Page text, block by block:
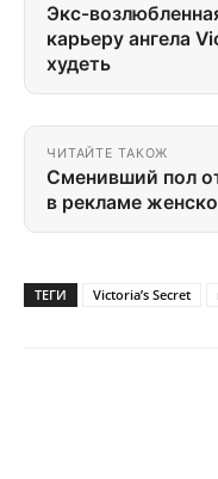
Экс-
карьеру ангела
худеть
ЧИТАЙТЕ ТАКОЖ
Сменивший пол
в рекламе
ТЕГИ Victoria’s Secret